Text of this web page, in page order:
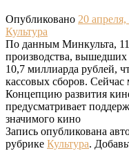
Опубликовано 20 апреля,
Культура
По данным Минкульта,
производства, вышедших
10,7 миллиарда рублей,
кассовых сборов. Сейчас
Концепцию развития
предусматривает
значимого кино
Запись опубликована
рубрике Культура.